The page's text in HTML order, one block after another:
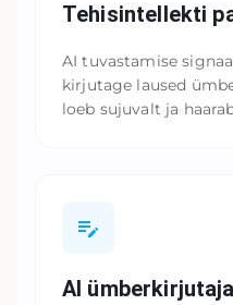
Tehisintellekti
AI tuvastamise
kirjutage laused
loeb sujuvalt ja
AI ümberkirjutaja